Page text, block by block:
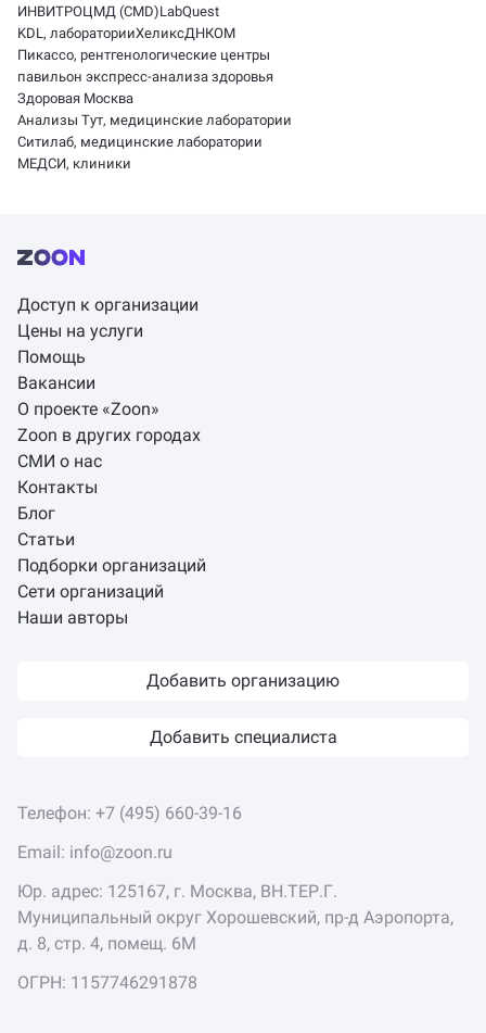
ИНВИТРОЦМД (CMD)LabQuest
KDL, лабораторииХеликсДНКОМ
Пикассо, рентгенологические центры
павильон экспресс-анализа здоровья
Здоровая Москва
Анализы Тут, медицинские лаборатории
Ситилаб, медицинские лаборатории
МЕДСИ, клиники
Доступ к организации
Цены на услуги
Помощь
Вакансии
О проекте «Zoon»
Zoon в других городах
СМИ о нас
Контакты
Блог
Статьи
Подборки организаций
Сети организаций
Наши авторы
Добавить организацию
Добавить специалиста
Телефон: +7 (495) 660-39-16
Email: info@zoon.ru
Юр. адрес: 125167, г. Москва, ВН.ТЕР.Г.
Муниципальный округ Хорошевский, пр-д Аэропорта,
д. 8, стр. 4, помещ. 6М
ОГРН: 1157746291878